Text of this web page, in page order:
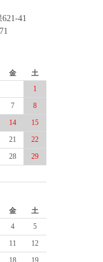
41
金
土
1
7
8
14
15
21
22
28
29
金
土
4
5
11
12
18
19